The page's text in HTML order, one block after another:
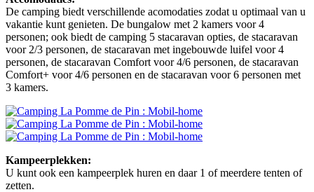
De camping biedt verschillende acomodaties zodat u optimaal van u
vakantie kunt genieten. De bungalow met 2 kamers voor 4
personen; ook biedt de camping 5 stacaravan opties, de stacaravan
voor 2/3 personen, de stacaravan met ingebouwde luifel voor 4
personen, de stacaravan Comfort voor 4/6 personen, de stacaravan
Comfort+ voor 4/6 personen en de stacaravan voor 6 personen met
3 kamers.
Kampeerplekken:
U kunt ook een kampeerplek huren en daar 1 of meerdere tenten of
zetten.